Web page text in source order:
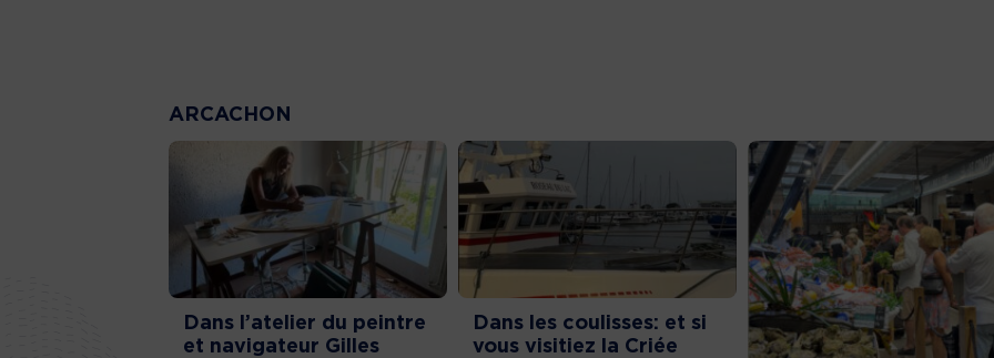
ARCACHON
Dans l’atelier du peintre
et navigateur Gilles
Dans les coulisses: et si
vous visitiez la Criée